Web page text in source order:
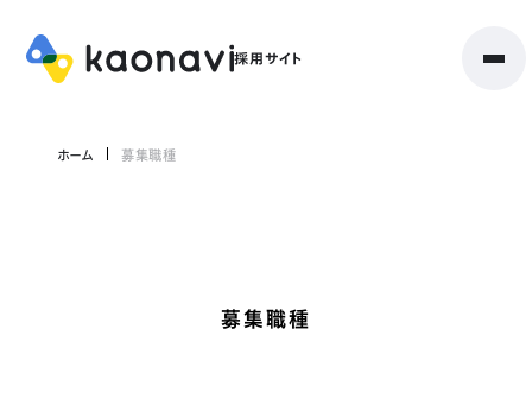
ホーム 募集職種
募集職種